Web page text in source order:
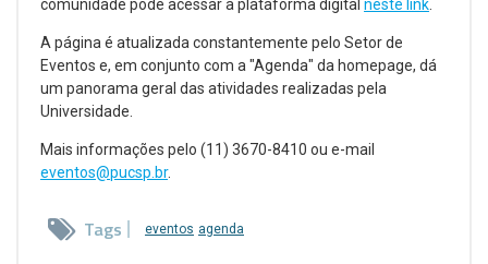
comunidade pode acessar a plataforma digital neste link
A página é atualizada constantemente pelo Setor de
Eventos e, em conjunto com a "Agenda" da homepage, dá
um panorama geral das atividades realizadas pela
Universidade.
Mais informações pelo (11) 3670-8410 ou e-mail
eventos@pucsp.br.
Tags eventos agenda